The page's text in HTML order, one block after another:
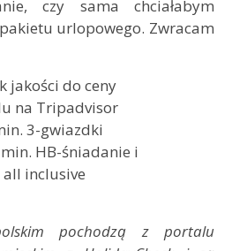
czy sama chciałabym
urlopowego. Zwracam
jakości do ceny
na Tripadvisor
3-gwiazdki
HB-śniadanie i
inclusive
pochodzą z portalu